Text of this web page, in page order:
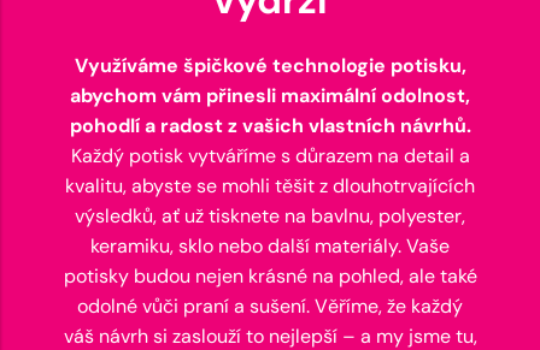
Využíváme špičkové technologie potisku,
abychom vám přinesli maximální odolnost,
pohodlí a radost z vašich vlastních návrhů.
Každý potisk vytváříme s důrazem na detail a
kvalitu, abyste se mohli těšit z dlouhotrvajících
výsledků, ať už tisknete na bavlnu, polyester,
keramiku, sklo nebo další materiály. Vaše
potisky budou nejen krásné na pohled, ale také
odolné vůči praní a sušení. Věříme, že každý
váš návrh si zaslouží to nejlepší – a my jsme tu,